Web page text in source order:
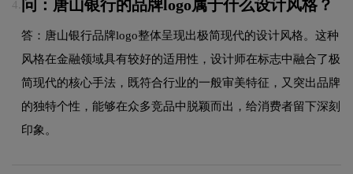
4. 问：唐山银行的品牌logo属于什么设计风格？
答：唐山银行品牌logo整体呈现出极简现代的设计风格。这种
风格在金融领域具有较好的适用性，设计师在标志中融合了极
简现代的核心手法，既符合行业的一般审美特征，又突出品牌
的独特个性，能够在众多竞品中脱颖而出，给消费者留下深刻
印象。